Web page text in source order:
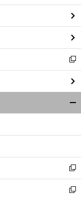
前
ン
ド
ウ
で
開
く
新
し
い
ウ
ィ
ン
ウ
開
く
新
し
い
新